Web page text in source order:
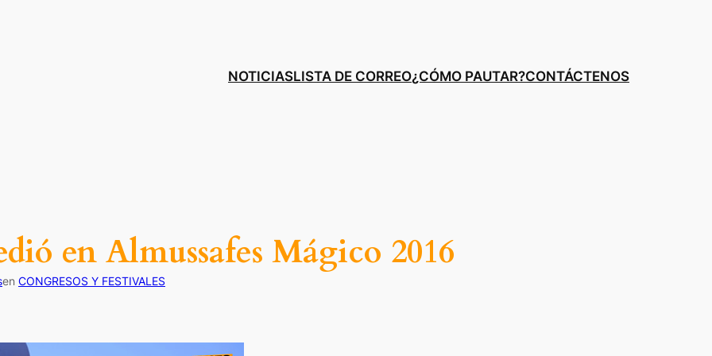
NOTICIASLISTA DE CORREO¿CÓMO PAUTAR?CONTÁCTENOS
en Almussafes Mágico 2016
en CONGRESOS Y FESTIVALES